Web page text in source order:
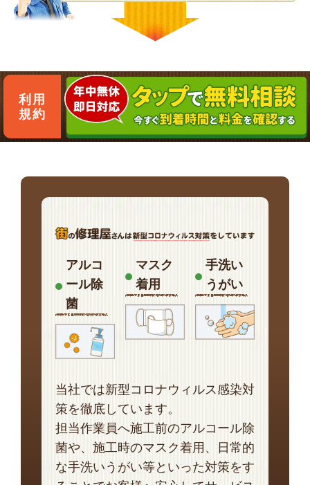
利用
規約
アルコ
ール除
菌
マスク
着用
手洗い
うがい
当社では新型コロナウィルス感染対
策を徹底しています。
担当作業員へ施工前のアルコール除
菌や、施工時のマスク着用、日常的
な手洗いうがい等といった対策をす